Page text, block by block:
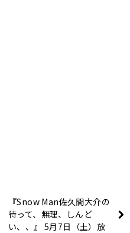
『Snow Man佐久間大介の
待って、無理、しんど
い、、』 5月7日（土）放